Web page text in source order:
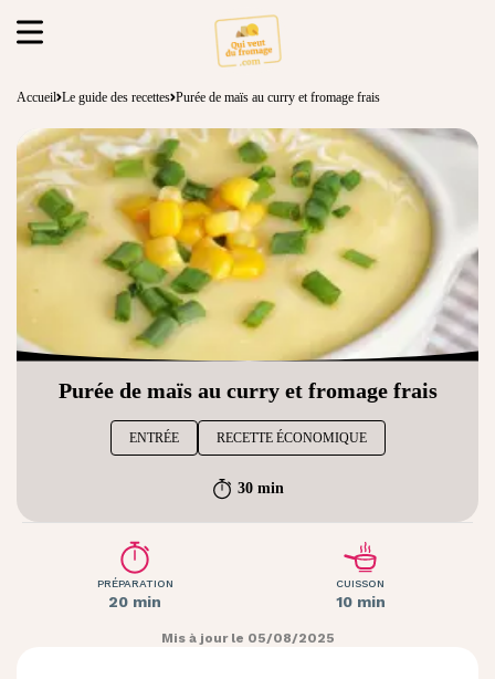
Accueil Le guide des recettes Purée de maïs au curry et fromage frais
Purée de maïs au curry et fromage frais
ENTRÉE RECETTE ÉCONOMIQUE
30 min
PRÉPARATION
20 min
CUISSON
10 min
Mis à jour le 05/08/2025